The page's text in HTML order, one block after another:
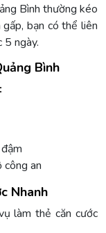
Bình thường kéo
bạn có thể liên
5 ngày.
Bình
công an
Nhanh
làm thẻ căn cước